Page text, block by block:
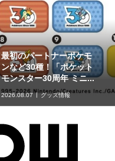
最初のパートナーポケモ
ンなど30種！「ポケット
モンスター30周年 ミニ...
2026.08.07 グッズ情報